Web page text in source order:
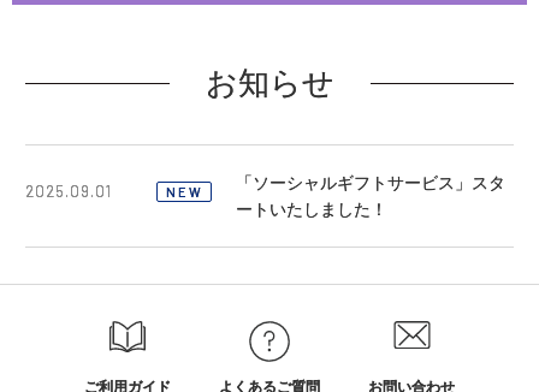
お知らせ
2025.09.01 NEW
「ソーシャルギフトサービス」スタ
ートいたしました！
ご利用ガイド よくあるご質問 お問い合わせ